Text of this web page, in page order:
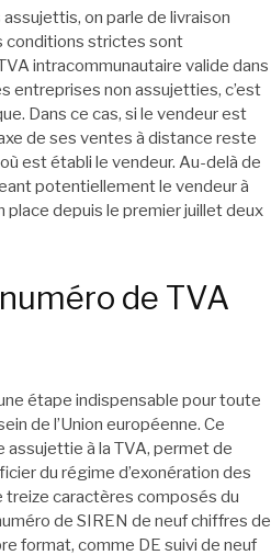
on parle de livraison
conditions strictes sont
intracommunautaire valide dans
entreprises non assujetties, c’est
Dans ce cas, si le vendeur est
de ses ventes à distance reste
est établi le vendeur. Au-delà de
potentiellement le vendeur à
place depuis le premier juillet deux
de TVA
étape indispensable pour toute
de l’Union européenne. Ce
assujettie à la TVA, permet de
du régime d’exonération des
treize caractères composés du
de SIREN de neuf chiffres de
format, comme DE suivi de neuf